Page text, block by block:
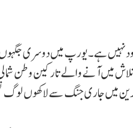
نہیں ہے۔ یورپ میں دوسری
میں آنے والے تارکین وطن
میں جاری جنگ سے لاکھوں لوگ